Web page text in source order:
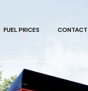
FUEL PRICES CONTACT